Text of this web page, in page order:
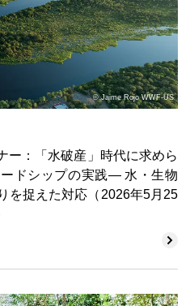
© Jaime Rojo WWF-US
ー：「水破産」時代に求めら
ドシップの実践― 水・生物
を捉えた対応（2026年5月25